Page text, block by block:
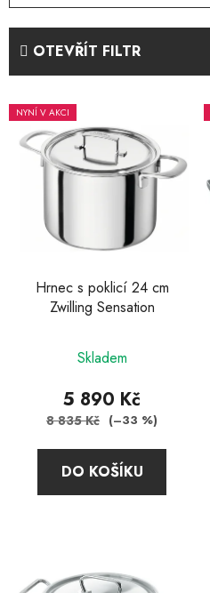
z
í
p
o
OTEVŘÍT FILTR
V
ý
p
NYNÍ V AKCI
Hrnec s poklicí 24 cm
Zwilling Sensation
hodnocení
produktu
je
z
Skladem
5 890 Kč
8 835 Kč (–33 %)
DO KOŠÍKU